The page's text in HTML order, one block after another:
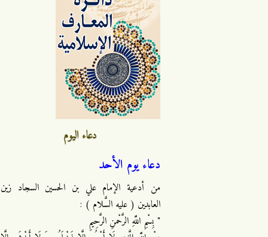
دعاء اليوم
دعاء يوم الأحد
من أدعية الإمام علي بن الحسين السجاد زين
العابدين ( عليه السَّلام ) :
" بِسْمِ اللَّهِ الرَّحْمنِ الرَّحِيمِ